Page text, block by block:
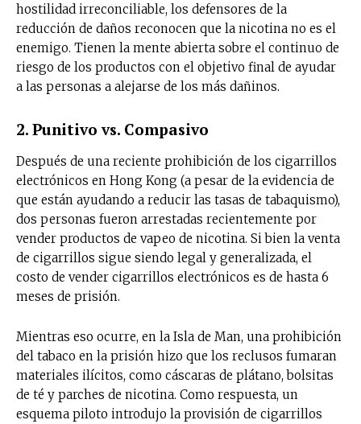
hostilidad irreconciliable, los defensores de la
reducción de daños reconocen que la nicotina no es el
enemigo. Tienen la mente abierta sobre el continuo de
riesgo de los productos con el objetivo final de ayudar
a las personas a alejarse de los más dañinos.
2. Punitivo vs. Compasivo
Después de una reciente prohibición de los cigarrillos
electrónicos en Hong Kong (a pesar de la evidencia de
que están ayudando a reducir las tasas de tabaquismo),
dos personas fueron arrestadas recientemente por
vender productos de vapeo de nicotina. Si bien la venta
de cigarrillos sigue siendo legal y generalizada, el
costo de vender cigarrillos electrónicos es de hasta 6
meses de prisión.
Mientras eso ocurre, en la Isla de Man, una prohibición
del tabaco en la prisión hizo que los reclusos fumaran
materiales ilícitos, como cáscaras de plátano, bolsitas
de té y parches de nicotina. Como respuesta, un
esquema piloto introdujo la provisión de cigarrillos